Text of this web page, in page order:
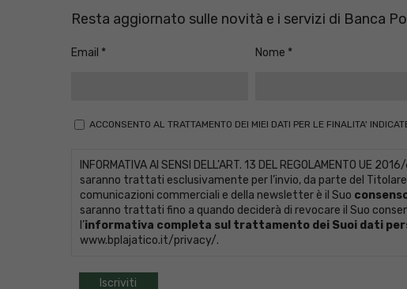
Resta aggiornato sulle novità e i servizi di Banca
Email Nome
ACCONSENTO AL TRATTAMENTO DEI MIEI DATI PER LE FINALITA'
INFORMATIVA AI SENSI DELL'ART. 13 DEL REGOLAMENTO
saranno trattati esclusivamente per l’invio, da parte del
comunicazioni commerciali e della newsletter è il Suo
saranno trattati fino a quando deciderà di revocare il Suo
l’informativa completa sul trattamento dei Suoi dati
www.bplajatico.it/privacy/.